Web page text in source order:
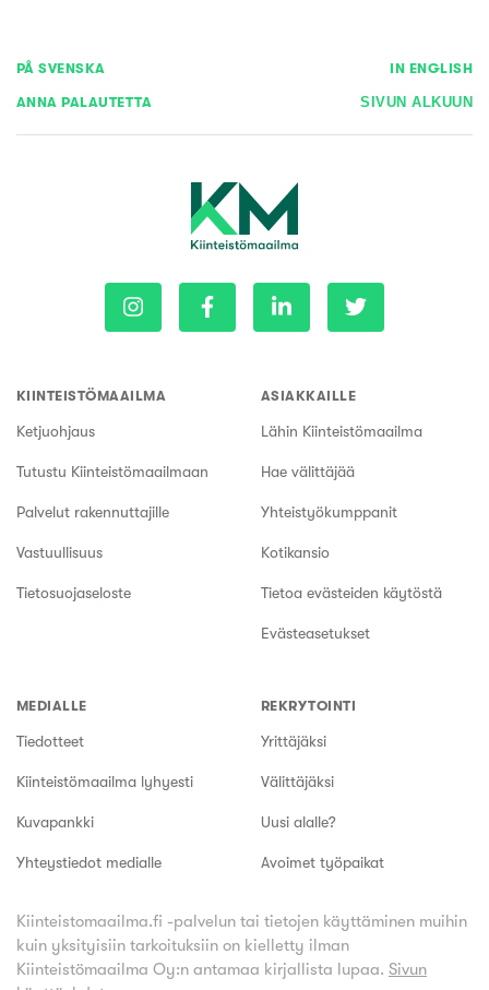
PÅ SVENSKA IN ENGLISH
ANNA PALAUTETTA SIVUN ALKUUN
KIINTEISTÖMAAILMA
Ketjuohjaus
Tutustu Kiinteistömaailmaan
Palvelut rakennuttajille
Vastuullisuus
Tietosuojaseloste
ASIAKKAILLE
Lähin Kiinteistömaailma
Hae välittäjää
Yhteistyökumppanit
Kotikansio
Tietoa evästeiden käytöstä
Evästeasetukset
MEDIALLE
Tiedotteet
Kiinteistömaailma lyhyesti
Kuvapankki
Yhteystiedot medialle
REKRYTOINTI
Yrittäjäksi
Välittäjäksi
Uusi alalle?
Avoimet työpaikat
Kiinteistomaailma.fi -palvelun tai tietojen käyttäminen muihin
kuin yksityisiin tarkoituksiin on kielletty ilman
Kiinteistömaailma Oy:n antamaa kirjallista lupaa. Sivun